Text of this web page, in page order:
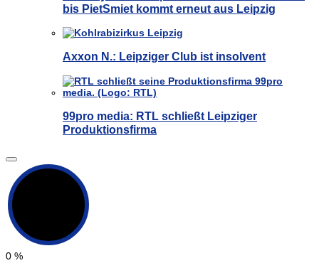
bis PietSmiet kommt erneut aus Leipzig
Axxon N.: Leipziger Club ist insolvent
99pro media: RTL schließt Leipziger
Produktionsfirma
0 %